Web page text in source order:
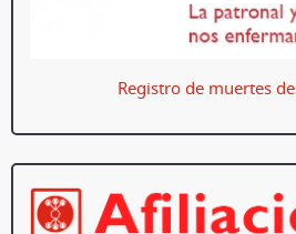
Registro de muertes